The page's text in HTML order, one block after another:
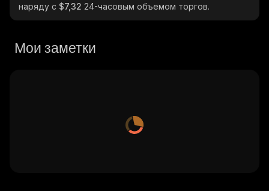
наряду с $7,32 24-часовым объемом торгов.
Мои заметки